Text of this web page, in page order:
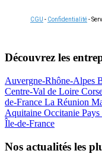
CGU - Confidentialité-
Découvrez les
Auvergne-Rhône-Alpes
Centre-Val de Loire
de-France La Réunion
Aquitaine Occitanie
Île-de-France
Nos actualités les